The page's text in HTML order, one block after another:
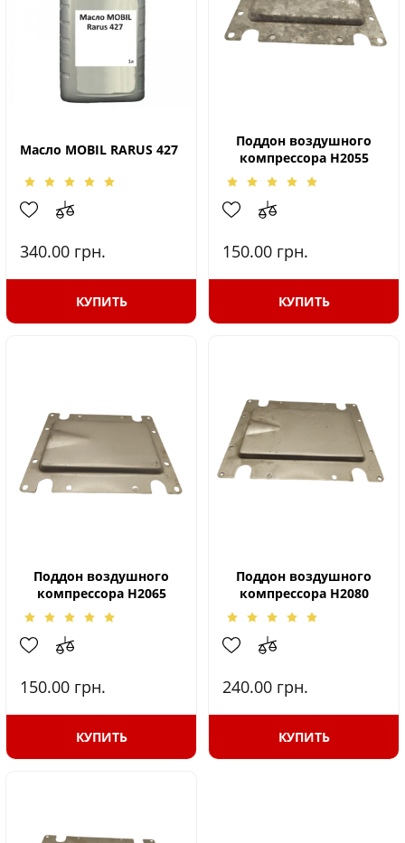
Масло MOBIL RARUS 427
340.00 грн.
КУПИТЬ
Поддон воздушного
компрессора H2055
150.00 грн.
КУПИТЬ
Поддон воздушного
компрессора H2065
150.00 грн.
КУПИТЬ
Поддон воздушного
компрессора H2080
240.00 грн.
КУПИТЬ